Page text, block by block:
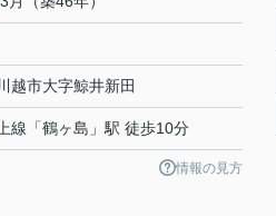
川越市大字鯨井新田
線 「鶴ヶ島 」駅 徒歩10分
情報の見方